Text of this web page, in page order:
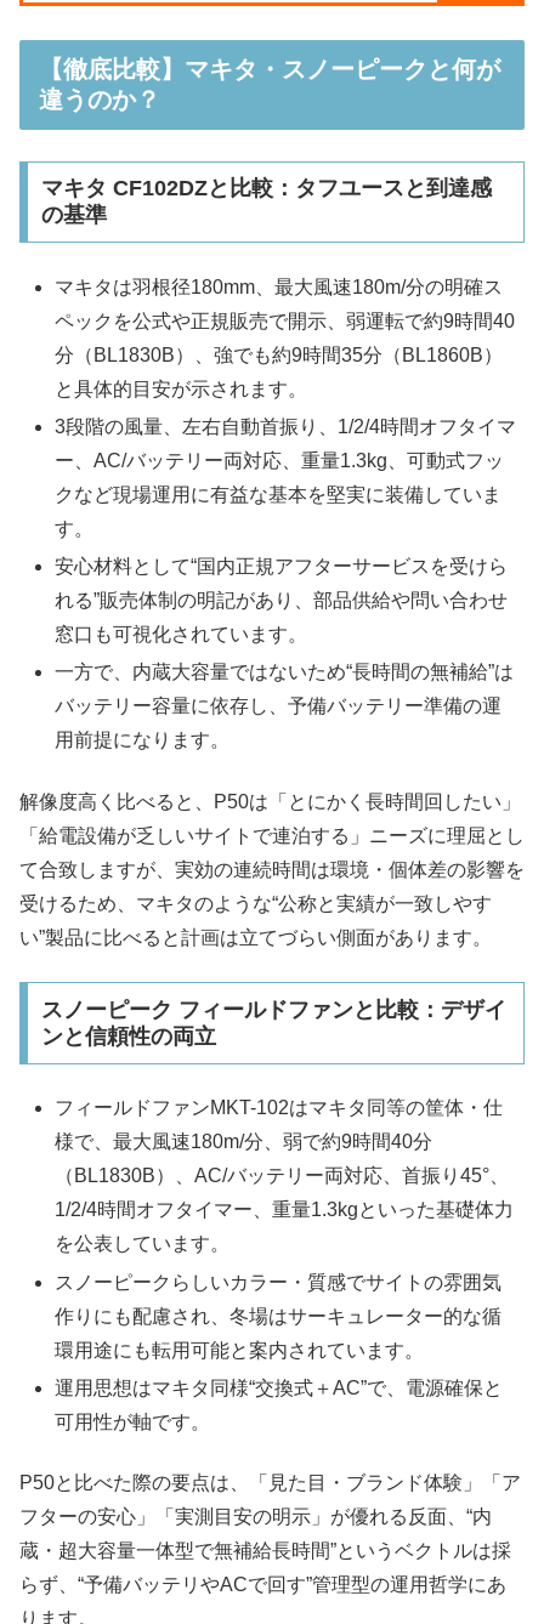
【徹底比較】マキタ・スノーピークと何が
違うのか？
マキタ CF102DZと比較：タフユースと到達感
の基準
マキタは羽根径180mm、最大風速180m/分の明確ス
ペックを公式や正規販売で開示、弱運転で約9時間40
分（BL1830B）、強でも約9時間35分（BL1860B）
と具体的目安が示されます。
3段階の風量、左右自動首振り、1/2/4時間オフタイマ
ー、AC/バッテリー両対応、重量1.3kg、可動式フッ
クなど現場運用に有益な基本を堅実に装備していま
す。
安心材料として“国内正規アフターサービスを受けら
れる”販売体制の明記があり、部品供給や問い合わせ
窓口も可視化されています。
一方で、内蔵大容量ではないため“長時間の無補給”は
バッテリー容量に依存し、予備バッテリー準備の運
用前提になります。
解像度高く比べると、P50は「とにかく長時間回したい」
「給電設備が乏しいサイトで連泊する」ニーズに理屈とし
て合致しますが、実効の連続時間は環境・個体差の影響を
受けるため、マキタのような“公称と実績が一致しやす
い”製品に比べると計画は立てづらい側面があります。
スノーピーク フィールドファンと比較：デザイ
ンと信頼性の両立
フィールドファンMKT-102はマキタ同等の筐体・仕
様で、最大風速180m/分、弱で約9時間40分
（BL1830B）、AC/バッテリー両対応、首振り45°、
1/2/4時間オフタイマー、重量1.3kgといった基礎体力
を公表しています。
スノーピークらしいカラー・質感でサイトの雰囲気
作りにも配慮され、冬場はサーキュレーター的な循
環用途にも転用可能と案内されています。
運用思想はマキタ同様“交換式＋AC”で、電源確保と
可用性が軸です。
P50と比べた際の要点は、「見た目・ブランド体験」「ア
フターの安心」「実測目安の明示」が優れる反面、“内
蔵・超大容量一体型で無補給長時間”というベクトルは採
らず、“予備バッテリやACで回す”管理型の運用哲学にあ
ります。